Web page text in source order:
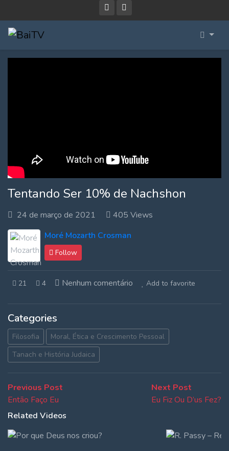
Tentando Ser 10% de Nachshon
24 de março de 2021
405 Views
Moré Mozarth Crosman
Follow
21 4 Nenhum comentário Add to favorite
Categories
Filosofia
Moral, Ética e Crescimento Pessoal
Tanach e História Judaica
Navegação
de
Post
Previous Post
Então Faço Eu
Next Post
post:
Eu Fiz Ou D’us Fez?
Related Videos